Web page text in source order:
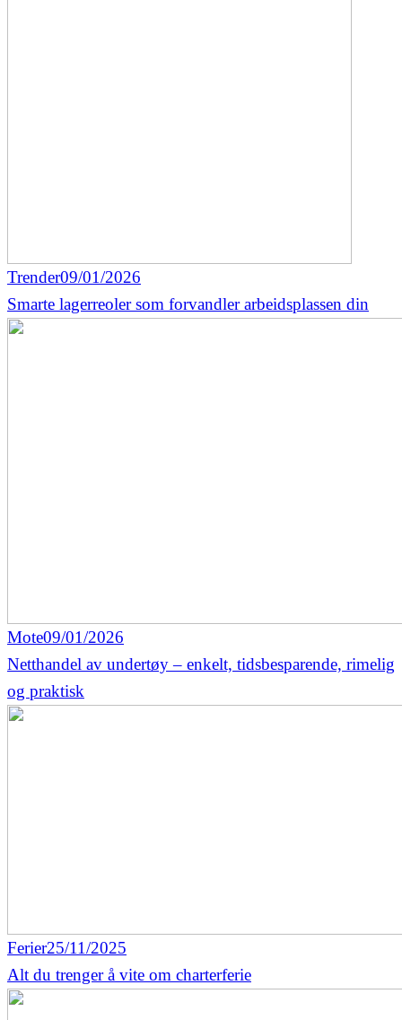
Trender09/01/2026
Smarte lagerreoler som forvandler arbeidsplassen din
Mote09/01/2026
Netthandel av undertøy – enkelt, tidsbesparende, rimelig
og praktisk
Ferier25/11/2025
Alt du trenger å vite om charterferie